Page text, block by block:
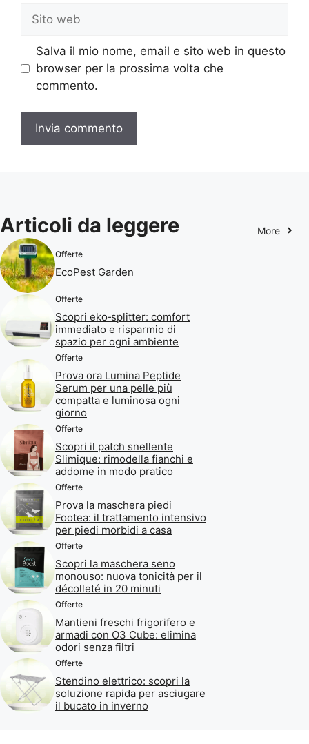
Sito
web
Salva il mio nome, email e sito web in questo
browser per la prossima volta che
commento.
Articoli da leggere More
Offerte
EcoPest Garden
Offerte
Scopri eko‑splitter: comfort
immediato e risparmio di
spazio per ogni ambiente
Offerte
Prova ora Lumina Peptide
Serum per una pelle più
compatta e luminosa ogni
giorno
Offerte
Scopri il patch snellente
Slimique: rimodella fianchi e
addome in modo pratico
Offerte
Prova la maschera piedi
Footea: il trattamento intensivo
per piedi morbidi a casa
Offerte
Scopri la maschera seno
monouso: nuova tonicità per il
décolleté in 20 minuti
Offerte
Mantieni freschi frigorifero e
armadi con O3 Cube: elimina
odori senza filtri
Offerte
Stendino elettrico: scopri la
soluzione rapida per asciugare
il bucato in inverno